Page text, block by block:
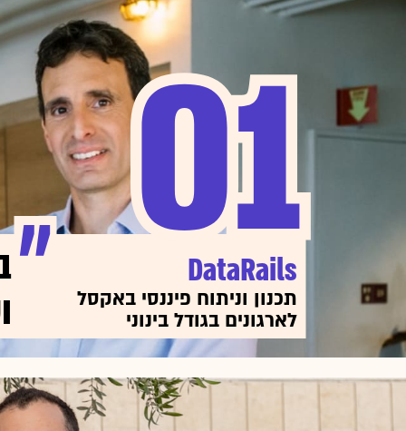
01
01
DataRails
תכנון וניתוח פיננסי באקסל
לארגונים בגודל בינוני